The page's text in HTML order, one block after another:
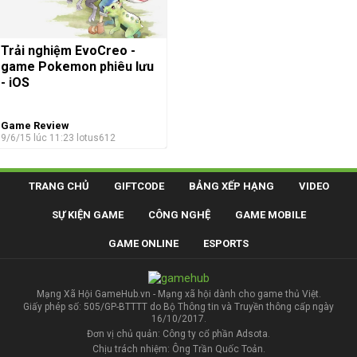
Trải nghiệm EvoCreo -
game Pokemon phiêu lưu
- iOS
Game Review
9/6/15 lúc 11:23 lotus612
TRANG CHỦ GIFTCODE BẢNG XẾP HẠNG VIDEO
SỰ KIỆN GAME CÔNG NGHỆ GAME MOBILE
GAME ONLINE ESPORTS
Mạng Xã Hội GameHub.vn - Mạng xã hội dành cho game thủ Việt.
Giấy phép số: 505/GP-BTTTT do Bộ Thông tin và Truyền thông cấp ngày
16/10/2017.
Đơn vị chủ quản: Công ty cổ phần Adsota.
Chịu trách nhiệm: Ông Trần Quốc Toản.